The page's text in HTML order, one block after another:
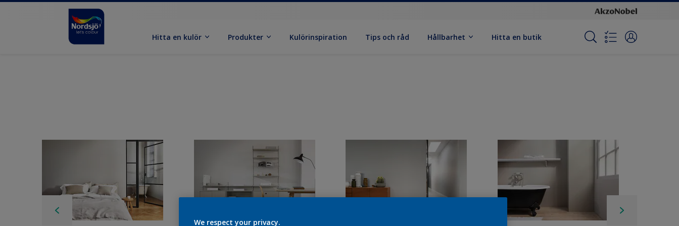
Hitta en kulör Produkter Kulörinspiration Tips och råd Hållbarhet Hitta en butik
We respect your privacy.